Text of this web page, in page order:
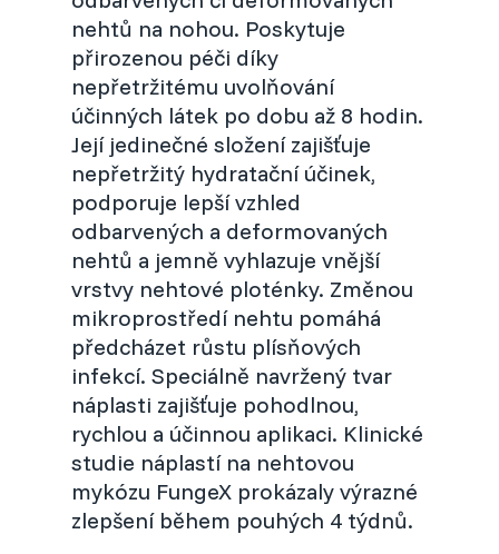
nehtů na nohou. Poskytuje
přirozenou péči díky
nepřetržitému uvolňování
účinných látek po dobu až 8 hodin.
Její jedinečné složení zajišťuje
nepřetržitý hydratační účinek,
podporuje lepší vzhled
odbarvených a deformovaných
nehtů a jemně vyhlazuje vnější
vrstvy nehtové ploténky. Změnou
mikroprostředí nehtu pomáhá
předcházet růstu plísňových
infekcí. Speciálně navržený tvar
náplasti zajišťuje pohodlnou,
rychlou a účinnou aplikaci. Klinické
studie náplastí na nehtovou
mykózu FungeX prokázaly výrazné
zlepšení během pouhých 4 týdnů.
Czechia (Czech)
Denmark (Danish)
France (French)
Hongkong (Chinese)
Hongkong (English)
Netherlands (Dutch)
Portugal (Portuguese)
Serbia (Serbian)
Slovakia (Slovak)